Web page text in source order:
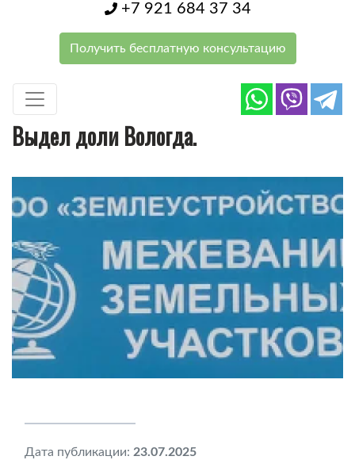
+7 921 684 37 34
Получить бесплатную консультацию
Выдел доли Вологда.
Дата публикации: 23.07.2025